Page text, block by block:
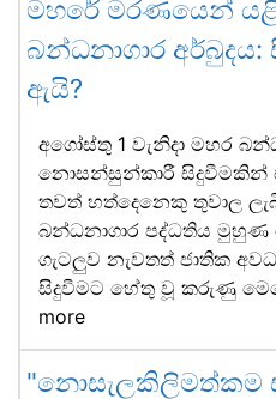
මහරේ මරණයෙන්
බන්ධනාගාර
ඇයි?
අගෝස්තු 1 වැනිදා මහර
නොසන්සුන්කාරී සිදුවීමකින්
තවත් හත්දෙනෙකු තුවාල
බන්ධනාගාර පද්ධතිය මුහුණ
ගැටලුව නැවතත් ජාතික
සිදුවීමට හේතු වූ කරුණු
more
"නොසැලකිලිමත්කම